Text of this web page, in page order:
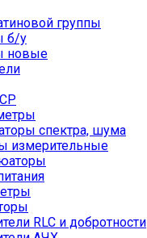
группы
б/у
новые
спектра, шума
измерительные
RLC и добротности